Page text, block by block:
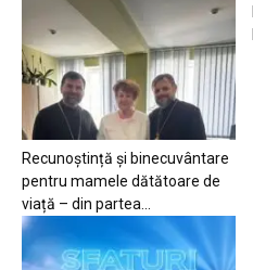
Recunoștință și binecuvântare
pentru mamele dătătoare de
viață – din partea...